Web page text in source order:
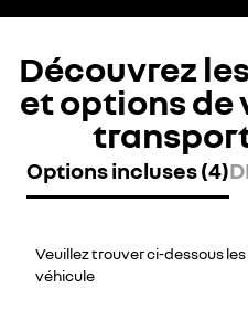
Découvrez
et options de
Options incluses (4)
Veuillez trouver ci-dessous
véhicule